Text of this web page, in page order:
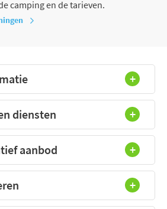
camping en de tarieven.
diensten
aanbod